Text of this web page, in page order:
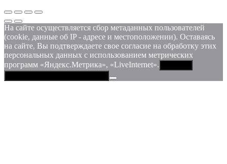
На сайте осуществляется сбор метаданных пользователей
(cookie, данные об IP - адресе и местоположении). Оставаясь
на сайте, Вы подтверждаете свое согласие на обработку этих
персональных данных c использованием метрических
программ «Яндекс.Метрика», «LiveInternet».